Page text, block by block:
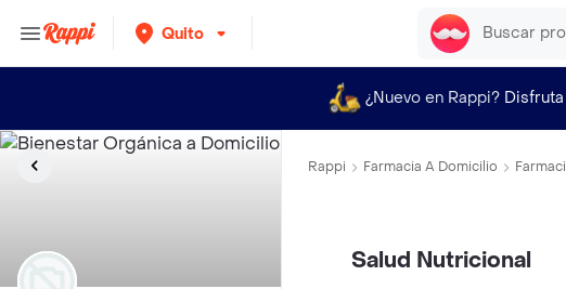
Quito
¿Nuevo en Rappi?
Rappi Farmacia A Domicilio
Salud Nutricional